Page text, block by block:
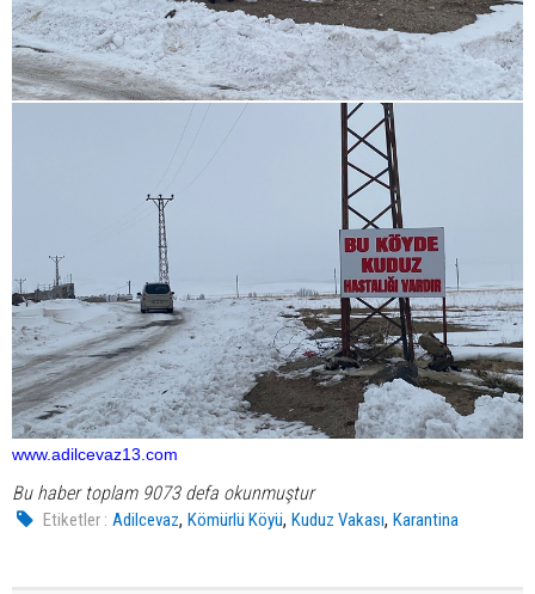
www.adilcevaz13.com
Bu haber toplam 9073 defa okunmuştur
Etiketler : Adilcevaz,Kömürlü Köyü,Kuduz Vakası,Karantina